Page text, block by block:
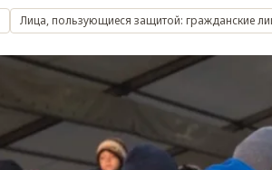
Лица, пользующиеся защитой: гражданские